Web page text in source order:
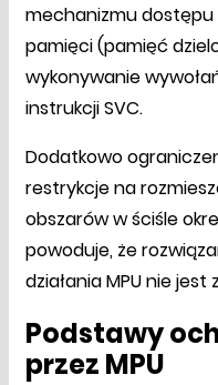
mechanizmu
pamięci (pamięć
wykonywanie
instrukcji SVC.
Dodatkowo
restrykcje na
obszarów w ściśle
powoduje, że
działania MPU nie
Podstawy
przez MPU